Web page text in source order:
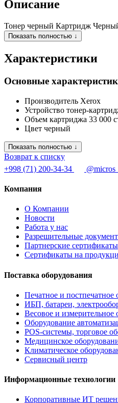
Описание
Тонер черный Картридж
Показать полностью ↓
Характеристики
Основные
Производитель Xerox
Устройство тонер-
Объем картриджа 33 000
Цвет черный
Показать полностью ↓
Возврат к списку
+998 (71) 200-34-34
Компания
О Компании
Новости
Работа у нас
Разрешительные
Партнерские сертификаты
Сертификаты на
Поставка оборудования
Печатное и постпечатное
ИБП, батареи,
Весовое и измерительное
Оборудование
POS-системы, торговое
Медицинское
Климатическое
Сервисный центр
Информационные технологии
Корпоративные ИТ